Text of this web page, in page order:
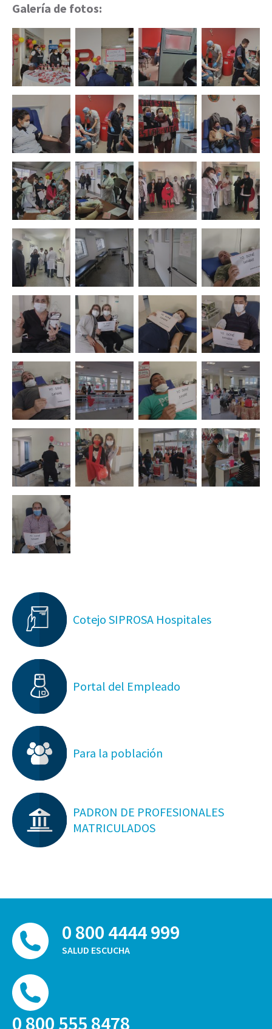
Galería de fotos:
Cotejo SIPROSA Hospitales
Portal del Empleado
Para la población
PADRON DE PROFESIONALES
MATRICULADOS
0 800 4444 999
SALUD ESCUCHA
0 800 555 8478